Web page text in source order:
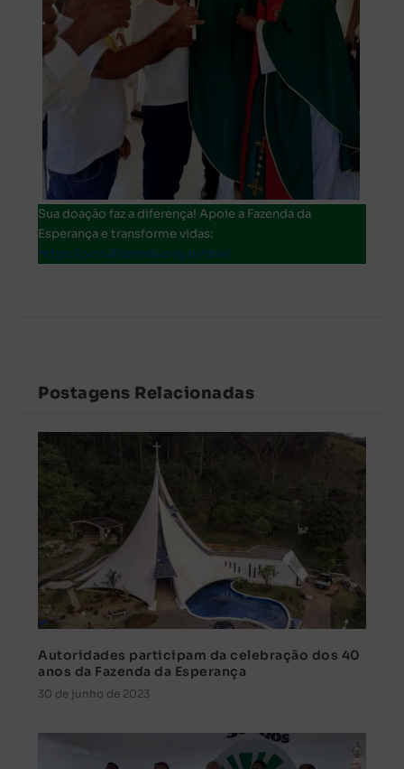
Sua doação faz a diferença! Apoie a Fazenda da
Esperança e transforme vidas:
https://portalfazenda.org.br/doe/
Postagens Relacionadas
Autoridades participam da celebração dos 40
anos da Fazenda da Esperança
30 de junho de 2023